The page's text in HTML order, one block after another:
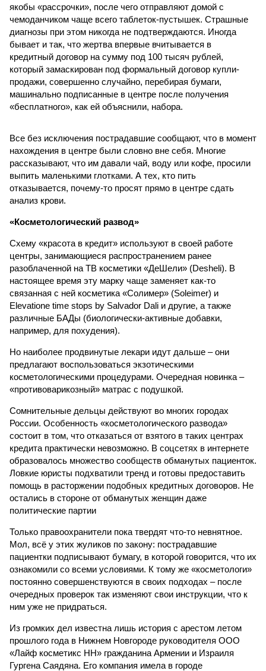
якобы «рассрочки», после чего отправляют домой с
чемоданчиком чаще всего таблеток-пустышек. Страшные
диагнозы при этом никогда не подтверждаются. Иногда
бывает и так, что жертва впервые вчитывается в
кредитный договор на сумму под 100 тысяч рублей,
который замаскирован под формальный договор купли-
продажи, совершенно случайно, перебирая бумаги,
машинально подписанные в центре после получения
«бесплатного», как ей объяснили, набора.
Все без исключения пострадавшие сообщают, что в момент
нахождения в центре были словно вне себя. Многие
рассказывают, что им давали чай, воду или кофе, просили
выпить маленькими глотками. А тех, кто пить
отказывается, почему-то просят прямо в центре сдать
анализ крови.
«Косметологический развод»
Схему «красота в кредит» используют в своей работе
центры, занимающиеся распространением ранее
разоблаченной на ТВ косметики «ДеШели» (Desheli). В
настоящее время эту марку чаще заменяет как-то
связанная с ней косметика «Солимер» (Soleimer) и
Elevatione time stops by Salvador Dali и другие, а также
различные БАДы (биологически-активные добавки,
например, для похудения).
Но наиболее продвинутые лекари идут дальше – они
предлагают воспользоваться экзотическими
косметологическими процедурами. Очередная новинка –
«противоварикозный» матрас с подушкой.
Сомнительные дельцы действуют во многих городах
России. Особенность «косметологического развода»
состоит в том, что отказаться от взятого в таких центрах
кредита практически невозможно. В соцсетях в интернете
образовалось множество сообществ обманутых пациенток.
Ловкие юристы подхватили тренд и готовы предоставить
помощь в расторжении подобных кредитных договоров. Не
остались в стороне от обманутых женщин даже
политические партии
Только правоохранители пока твердят что-то невнятное.
Мол, всё у этих жуликов по закону: пострадавшие
пациентки подписывают бумагу, в которой говорится, что их
ознакомили со всеми условиями. К тому же «косметологи»
постоянно совершенствуются в своих подходах – после
очередных проверок так изменяют свои инструкции, что к
ним уже не придраться.
Из громких дел известна лишь история с арестом летом
прошлого года в Нижнем Новгороде руководителя ООО
«Лайф косметикс НН» гражданина Армении и Израиля
Гургена Саядяна. Его компания имела в городе